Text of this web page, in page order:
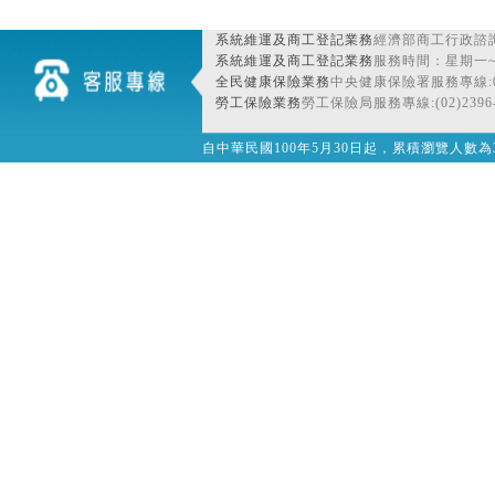
系統維運及商工登記業務經濟部商工行
系統維運及商工登記業務 服務時間：星期一
全民健康保險業務中央健康保險署服務專線
勞工保險業務勞工保險局服務專線
自中華民國100年5月30日起，累積瀏覽人數